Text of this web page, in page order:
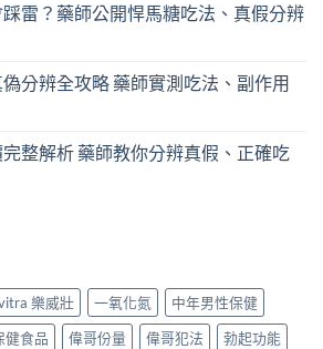
雷？藥師公開悍馬糖吃法、真假分辨
分辨全攻略 藥師實測吃法、副作用
整解析 藥師教你分辨真假、正確吃
樂威壯 一氧化氮
中年男性保健
健食品 偉哥份量 偉哥犯法 勃起功能